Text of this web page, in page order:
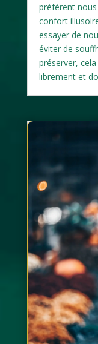
préfèrent
confort
essayer de
éviter de
préserver,
librement et